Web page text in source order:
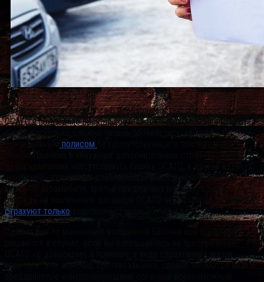
Каждому, кто сталкивался с необходимостью приобрести полис
ОСАГО в последние несколько месяцев, непонаслышке известно
о том, насколько сложно теперь обзавестись данным
обязательным
полисом
без сопутствующего приобретения
необязательных и ненужных дополнительных страховых услуг. В
одних компаниях «отсутствуют» бланки ОСАГО, в других вдруг
«негодной» становится действующая у вас диагностическая
карта ТО автомобиля, третьи предлагают поставить вас в
очередь на заключение договора ОСАГО через месяц, четвертые
страхуют только водителей старше 36 лет и т.п.
Однако, как по мановению волшебной палочки все проблемы
ОСАГО «с довеском», к примеру, в виде страхования жизни
водителя. Это, конечно, противозаконно, однако, несмотря на все